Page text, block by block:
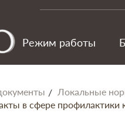
Режим работы
Локальные
в сфере